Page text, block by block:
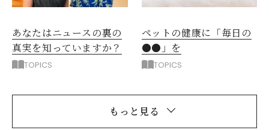
あなたはニュースの裏の
真実を知っていますか？
TOPICS
ペットの健康に「毎日の
●●」を
TOPICS
もっと見る